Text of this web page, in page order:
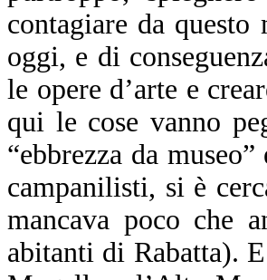
contagiare da
oggi, e di
le opere d’arte e
qui le cose vanno
“ebbrezza da
campanilisti, si è
mancava poco che
abitanti di Rabatta).